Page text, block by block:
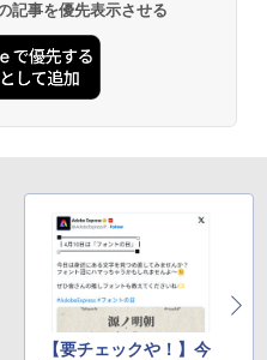
記事を優先表示させる
【要チェックや！】今